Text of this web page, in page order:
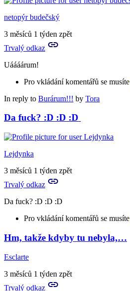
netopýr budečský
3 měsíců 1 týden zpět
Trvalý odkaz
Uáááárum!
Pro vkládání komentářů se musíte
In reply to Burárum!!! by Tora
Da fuck? :D :D :D
Lejdynka
3 měsíců 1 týden zpět
Trvalý odkaz
Da fuck? :D :D :D
Pro vkládání komentářů se musíte
Hm, takže kdyby tu nebyla,…
Esclarte
3 měsíců 1 týden zpět
Trvalý odkaz